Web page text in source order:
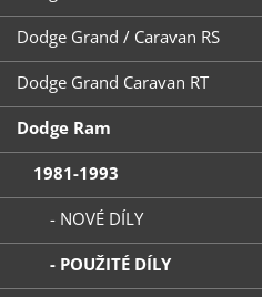
Dodge Grand / Caravan RS
Dodge Grand Caravan RT
Dodge Ram
1981-1993
- NOVÉ DÍLY
- POUŽITÉ DÍLY